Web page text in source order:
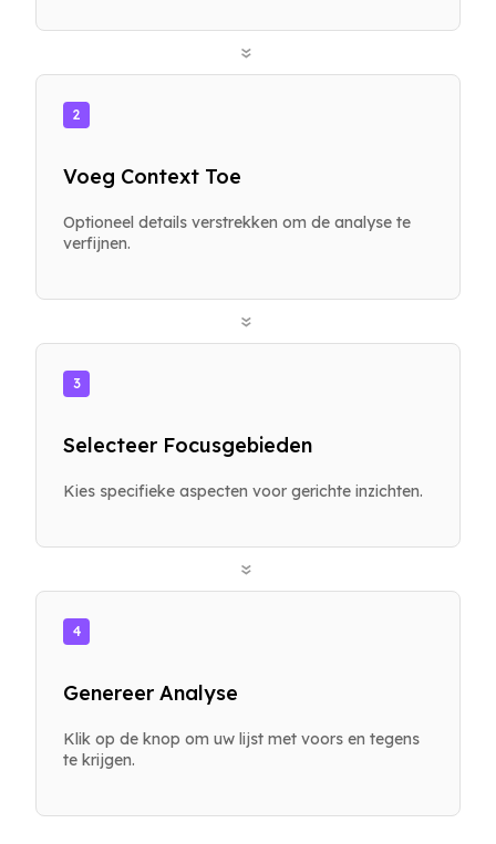
»
2
Voeg Context Toe
Optioneel details verstrekken om de analyse te
verfijnen.
»
3
Selecteer Focusgebieden
Kies specifieke aspecten voor gerichte inzichten.
»
4
Genereer Analyse
Klik op de knop om uw lijst met voors en tegens
te krijgen.